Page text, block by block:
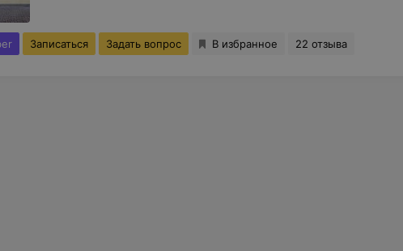
Записаться Задать вопрос В избранное 22 отзыва